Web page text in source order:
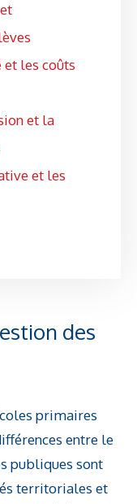
les coûts
et la
et les
des
primaires
entre le
publiques sont
territoriales et